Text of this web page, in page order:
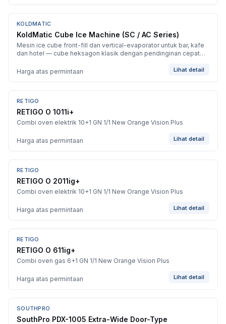
BARU
KOLDMATIC
KoldMatic Cube Ice Machine (SC / AC Series)
Mesin ice cube front-fill dan vertical-evaporator untuk bar, kafe
dan hotel — cube heksagon klasik dengan pendinginan cepat
Harga atas permintaan
Lihat detail
BARU
RETIGO
RETIGO O 1011i+
Combi oven elektrik 10+1 GN 1/1 New Orange Vision Plus
Harga atas permintaan Lihat detail
BARU
RETIGO
RETIGO O 2011ig+
Combi oven elektrik 10+1 GN 1/1 New Orange Vision Plus
Harga atas permintaan Lihat detail
BARU
RETIGO
RETIGO O 611ig+
Combi oven gas 6+1 GN 1/1 New Orange Vision Plus
Harga atas permintaan Lihat detail
BARU
SOUTHPRO
SouthPro PDX-1005 Extra-Wide Door-Type